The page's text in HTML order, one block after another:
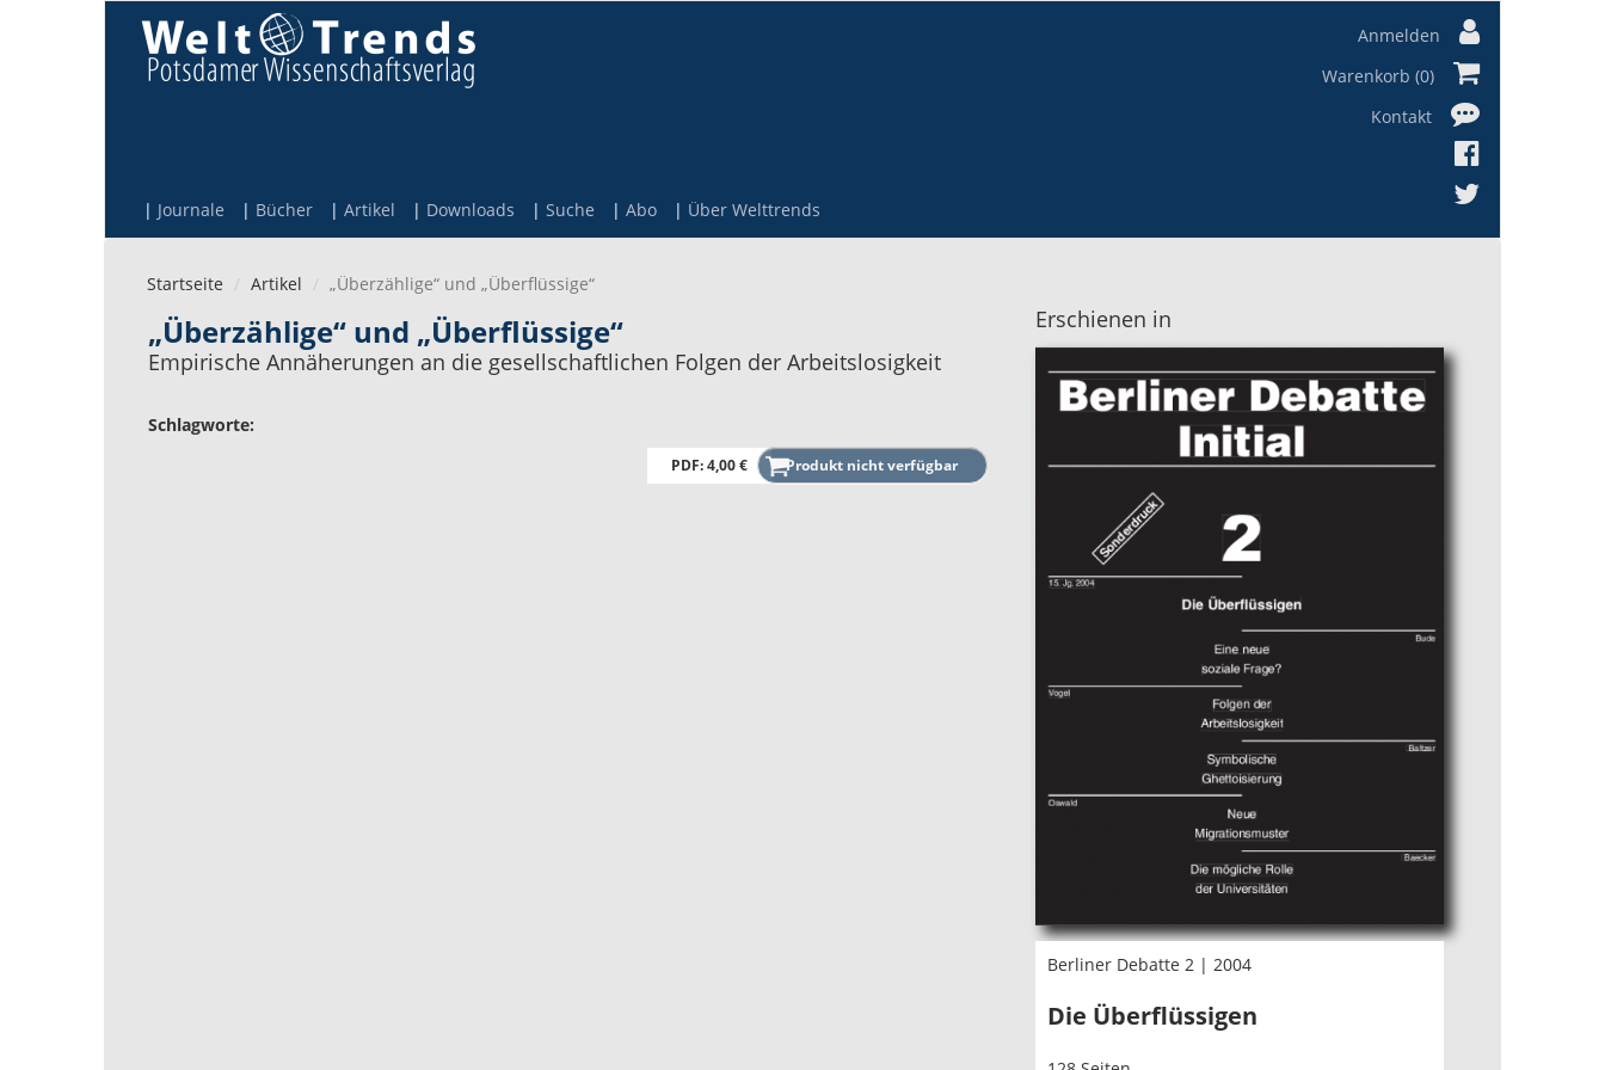
Journale Bücher Artikel Downloads Suche Abo Über Welttrends
Anmelden
Warenkorb (0)
Kontakt
Startseite Artikel „Überzählige“ und „Überflüssige“
„Überzählige“ und „Überflüssige“
Empirische Annäherungen an die gesellschaftlichen Folgen der Arbeitslosigkeit
Schlagworte:
PDF: 4,00 €
Erschienen in
Berliner Debatte 2 | 2004
Die Überflüssigen